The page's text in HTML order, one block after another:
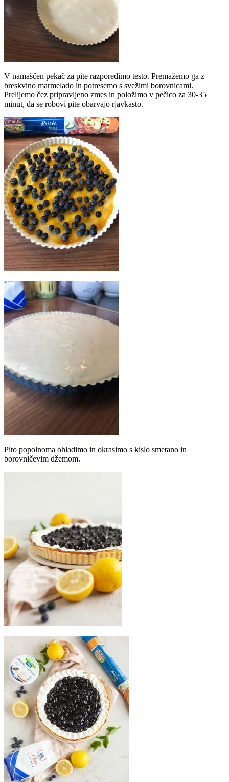
V namaščen pekač za pite razporedimo testo. Premažemo ga z
breskvino marmelado in potresemo s svežimi borovnicami.
Prelijemo čez pripravljeno zmes in položimo v pečico za 30-35
minut, da se robovi pite obarvajo rjavkasto.
Pito popolnoma ohladimo in okrasimo s kislo smetano in
borovničevim džemom.